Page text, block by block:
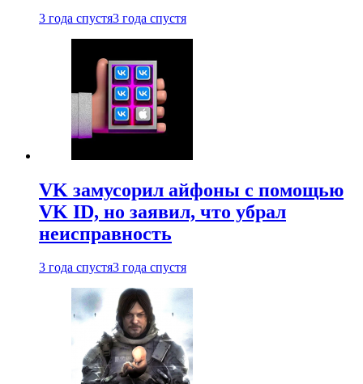
3 года спустя3 года спустя
VK замусорил айфоны с помощью
VK ID, но заявил, что убрал
неисправность
3 года спустя3 года спустя